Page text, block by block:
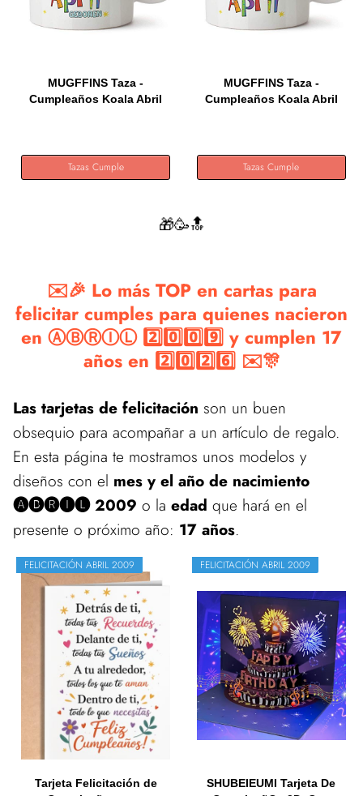
MUGFFINS Taza -
Cumpleaños Koala Abril
Tazas Cumple
MUGFFINS Taza -
Cumpleaños Koala Abril
Tazas Cumple
🎁🥳🔝
✉️🎉 Lo más TOP en cartas para
felicitar cumples para quienes nacieron
en ⒶⒷⓇⒾⓁ 2️⃣0️⃣0️⃣9️⃣ y cumplen 17
años en 2️⃣0️⃣2️⃣6️⃣ ✉️🎊
Las tarjetas de felicitación son un buen
obsequio para acompañar a un artículo de regalo.
En esta página te mostramos unos modelos y
diseños con el mes y el año de nacimiento
🅐🅑🅡🅘🅛 2009 o la edad que hará en el
presente o próximo año: 17 años.
FELICITACIÓN ABRIL 2009
Tarjeta Felicitación de
FELICITACIÓN ABRIL 2009
SHUBEIEUMI Tarjeta De